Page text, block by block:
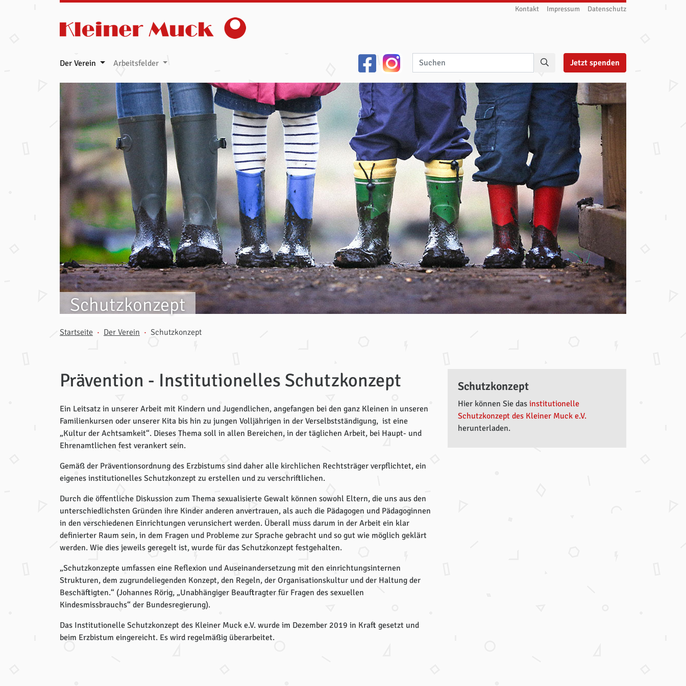
Zum Inhalt springen Kontakt Impressum Datenschutz
Der Verein Arbeitsfelder Jetzt spenden
Schutzkonzept
Startseite Der Verein Schutzkonzept
Prävention - Institutionelles Schutzkonzept
Ein Leitsatz in unserer Arbeit mit Kindern und Jugendlichen, angefangen bei den ganz Kleinen in unseren
Familienkursen oder unserer Kita bis hin zu jungen Volljährigen in der Verselbstständigung, ist eine
„Kultur der Achtsamkeit“. Dieses Thema soll in allen Bereichen, in der täglichen Arbeit, bei Haupt- und
Ehrenamtlichen fest verankert sein.
Gemäß der Präventionsordnung des Erzbistums sind daher alle kirchlichen Rechtsträger verpflichtet, ein
eigenes institutionelles Schutzkonzept zu erstellen und zu verschriftlichen.
Durch die öffentliche Diskussion zum Thema sexualisierte Gewalt können sowohl Eltern, die uns aus den
unterschiedlichsten Gründen ihre Kinder anderen anvertrauen, als auch die Pädagogen und Pädagoginnen
in den verschiedenen Einrichtungen verunsichert werden. Überall muss darum in der Arbeit ein klar
definierter Raum sein, in dem Fragen und Probleme zur Sprache gebracht und so gut wie möglich geklärt
werden. Wie dies jeweils geregelt ist, wurde für das Schutzkonzept festgehalten.
„Schutzkonzepte umfassen eine Reflexion und Auseinandersetzung mit den einrichtungsinternen
Strukturen, dem zugrundeliegenden Konzept, den Regeln, der Organisationskultur und der Haltung der
Beschäftigten.“ (Johannes Rörig, „Unabhängiger Beauftragter für Fragen des sexuellen
Kindesmissbrauchs“ der Bundesregierung).
Das Institutionelle Schutzkonzept des Kleiner Muck e.V. wurde im Dezember 2019 in Kraft gesetzt und
beim Erzbistum eingereicht. Es wird regelmäßig überarbeitet.
Schutzkonzept
Hier können Sie das institutionelle
Schutzkonzept des Kleiner Muck e.V.
herunterladen.